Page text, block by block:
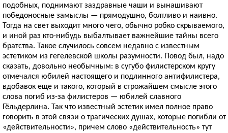
подобных, поднимают заздравные чаши и вынашивают
победоносные замыслы — прямодушно, болтливо и наивно.
Тогда на свет выходит много чего, обычно робко скрываемого,
и иной раз кто-нибудь выбалтывает важнейшие тайны всего
братства. Такое случилось совсем недавно с известным
эстетиком из гегелевской школы разумности. Повод был, надо
сказать, довольно необычным: в сугубо филистерском кругу
отмечался юбилей настоящего и подлинного антифилистера,
вдобавок еще и такого, который в строжайшем смысле этого
слова погиб из-за филистеров — юбилей славного
Гёльдерлина. Так что известный эстетик имел полное право
говорить в этой связи о трагических душах, которые погибли от
«действительности», причем слово «действительность» тут